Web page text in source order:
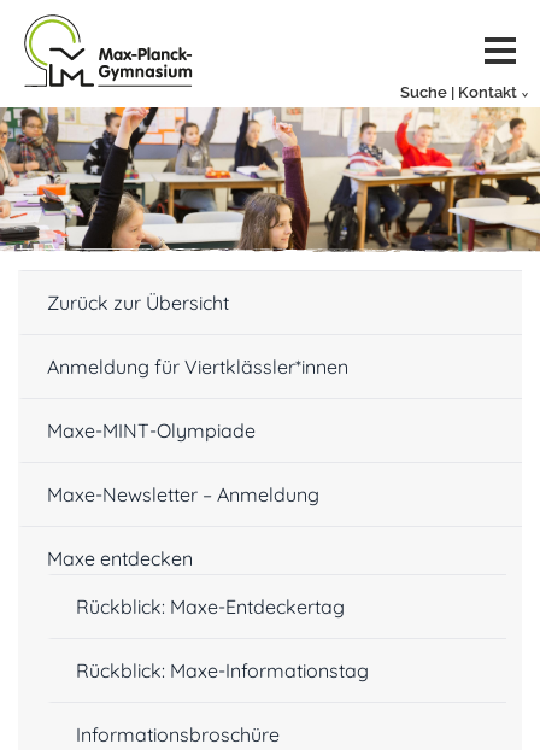
Suche | Kontakt
Zurück zur Übersicht
Anmeldung für Viertklässler*innen
Maxe-MINT-Olympiade
Maxe-Newsletter – Anmeldung
Maxe entdecken
Rückblick: Maxe-Entdeckertag
Rückblick: Maxe-Informationstag
Informationsbroschüre